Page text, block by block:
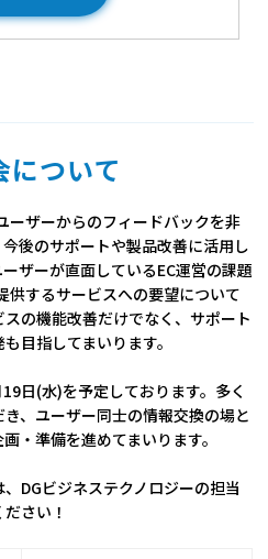
ついて
ーザーからのフィードバックを非
後のサポートや製品改善に活用し
ザーが直面しているEC運営の課題
供するサービスへの要望について
の機能改善だけでなく、サポート
目指してまいります。
日(水)を予定しております。多く
、ユーザー同士の情報交換の場と
・準備を進めてまいります。
DGビジネステクノロジーの担当
さい！